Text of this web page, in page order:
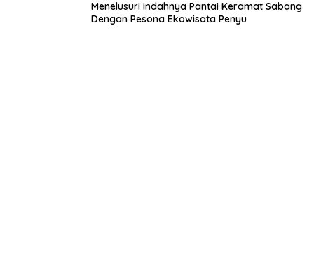
Menelusuri Indahnya Pantai Keramat Sabang
Dengan Pesona Ekowisata Penyu